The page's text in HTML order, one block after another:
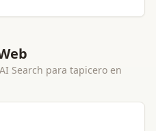
Search para tapiceroen